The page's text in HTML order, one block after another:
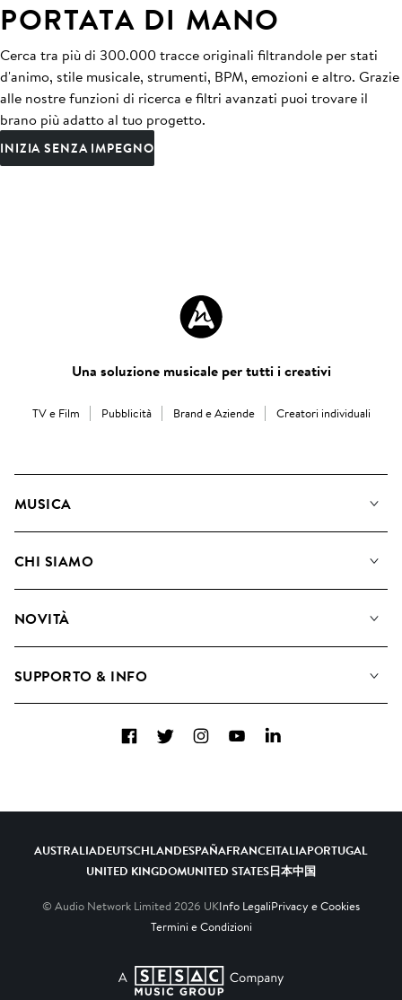
PORTATA DI MANO
Cerca tra più di 300.000 tracce originali filtrandole per stati
d'animo, stile musicale, strumenti, BPM, emozioni e altro. Grazie
alle nostre funzioni di ricerca e filtri avanzati puoi trovare il
brano più adatto al tuo progetto.
INIZIA SENZA IMPEGNO
Una soluzione musicale per tutti i creativi
TV e Film Pubblicità Brand e Aziende Creatori individuali
MUSICA
Cerca
CHI SIAMO
Come utilizziamo l'intelligenza artificiale
NOVITÀ
SUPPORTO & INFO
FacebookTwitterInstagramYouTubeLinkedIn
AUSTRALIADEUTSCHLANDESPAÑAFRANCEITALIAPORTUGAL
UNITED KINGDOMUNITED STATES日本中国
© Audio Network Limited 2026 UKInfo LegaliPrivacy e Cookies
Termini e Condizioni
A SESAC Company